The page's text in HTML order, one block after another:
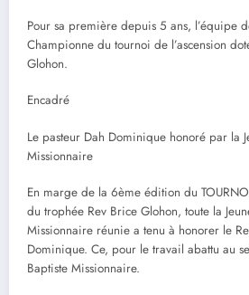
Pour sa première depuis 5 ans, l’équipe
Championne du tournoi de l’ascension
Glohon.
Encadré
Le pasteur Dah Dominique honoré par la
Missionnaire
En marge de la 6ème édition du
du trophée Rev Brice Glohon, toute la
Missionnaire réunie a tenu à honorer le
Dominique. Ce, pour le travail abattu au
Baptiste Missionnaire.